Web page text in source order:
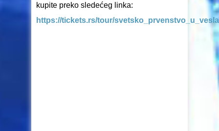
kupite preko sledećeg linka:
https://tickets.rs/tour/